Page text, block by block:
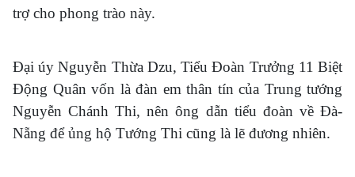
trợ cho phong trào này.
Đại úy Nguyễn Thừa Dzu, Tiểu Đoàn Trưởng 11 Biệt
Động Quân vốn là đàn em thân tín của Trung tướng
Nguyễn Chánh Thi, nên ông dẫn tiểu đoàn về Đà-
Nẵng để ủng hộ Tướng Thi cũng là lẽ đương nhiên.